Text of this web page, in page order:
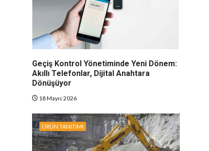
Geçiş Kontrol Yönetiminde Yeni Dönem:
Akıllı Telefonlar, Dijital Anahtara
Dönüşüyor
18 Mayıs 2026
ÜRÜN TANITIMI